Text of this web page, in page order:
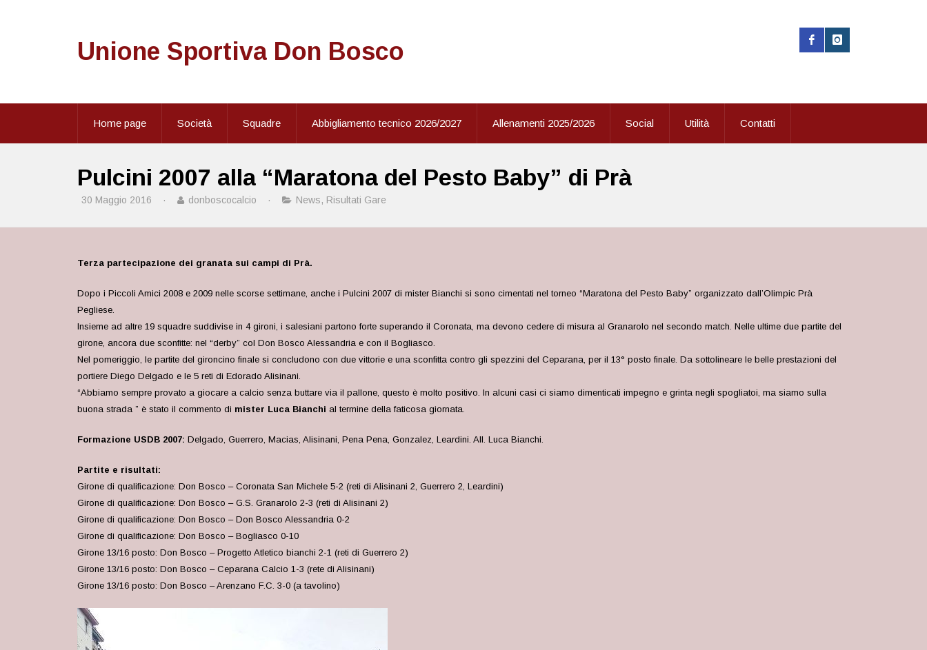
Unione Sportiva Don Bosco
Home page Società Squadre Abbigliamento tecnico 2026/2027 Allenamenti 2025/2026 Social Utilità Contatti
Pulcini 2007 alla “Maratona del Pesto Baby” di Prà
30 Maggio 2016 · donboscocalcio · News, Risultati Gare
Terza partecipazione dei granata sui campi di Prà.
Dopo i Piccoli Amici 2008 e 2009 nelle scorse settimane, anche i Pulcini 2007 di mister Bianchi si sono cimentati nel torneo “Maratona del Pesto Baby” organizzato dall’Olimpic Prà
Pegliese.
Insieme ad altre 19 squadre suddivise in 4 gironi, i salesiani partono forte superando il Coronata, ma devono cedere di misura al Granarolo nel secondo match. Nelle ultime due partite del
girone, ancora due sconfitte: nel “derby” col Don Bosco Alessandria e con il Bogliasco.
Nel pomeriggio, le partite del gironcino finale si concludono con due vittorie e una sconfitta contro gli spezzini del Ceparana, per il 13° posto finale. Da sottolineare le belle prestazioni del
portiere Diego Delgado e le 5 reti di Edorado Alisinani.
“Abbiamo sempre provato a giocare a calcio senza buttare via il pallone, questo è molto positivo. In alcuni casi ci siamo dimenticati impegno e grinta negli spogliatoi, ma siamo sulla
buona strada ” è stato il commento di mister Luca Bianchi al termine della faticosa giornata.
Formazione USDB 2007: Delgado, Guerrero, Macias, Alisinani, Pena Pena, Gonzalez, Leardini. All. Luca Bianchi.
Partite e risultati:
Girone di qualificazione: Don Bosco – Coronata San Michele 5-2 (reti di Alisinani 2, Guerrero 2, Leardini)
Girone di qualificazione: Don Bosco – G.S. Granarolo 2-3 (reti di Alisinani 2)
Girone di qualificazione: Don Bosco – Don Bosco Alessandria 0-2
Girone di qualificazione: Don Bosco – Bogliasco 0-10
Girone 13/16 posto: Don Bosco – Progetto Atletico bianchi 2-1 (reti di Guerrero 2)
Girone 13/16 posto: Don Bosco – Ceparana Calcio 1-3 (rete di Alisinani)
Girone 13/16 posto: Don Bosco – Arenzano F.C. 3-0 (a tavolino)